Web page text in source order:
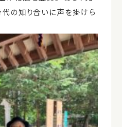
代の知り合いに声を掛けら